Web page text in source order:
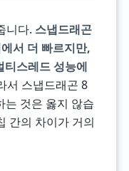
니다. 스냅드래곤
서 더 빠르지만,
티스레드 성능에
서 스냅드래곤 8
것은 옳지 않습
간의 차이가 거의